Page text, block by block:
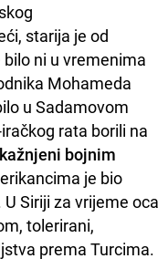
starija je od
ni u vremenima
Mohameda
u Sadamovom
rata borili na
bojnim
je bio
Siriji za vrijeme oca
tolerirani,
prema Turcima.